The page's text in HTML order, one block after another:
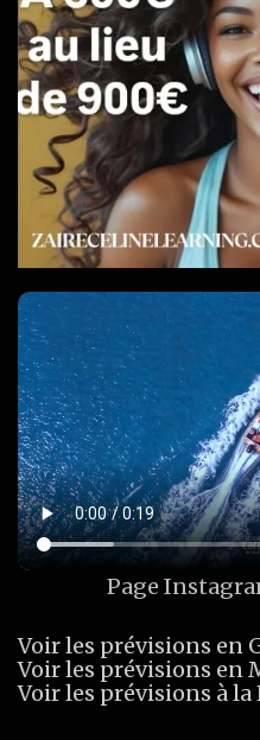
Page
Voir les prévisions en
Voir les prévisions en
Voir les prévisions à